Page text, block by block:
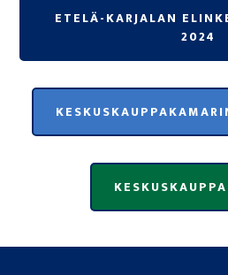
ETELÄ-KARJALAN
2024